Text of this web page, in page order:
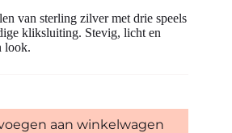
van sterling zilver met drie speels
kliksluiting. Stevig, licht en
look.
aan winkelwagen